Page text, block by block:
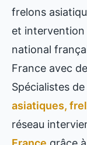
frelons
et intervention
national
France avec
Spécialistes de
asiatiques,
réseau